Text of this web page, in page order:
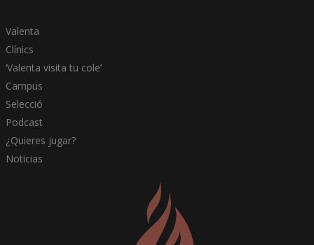
Valenta
Clínics
‘Valenta visita tu cole’
Campus
Selecció
Podcast
¿Quieres jugar?
Noticias